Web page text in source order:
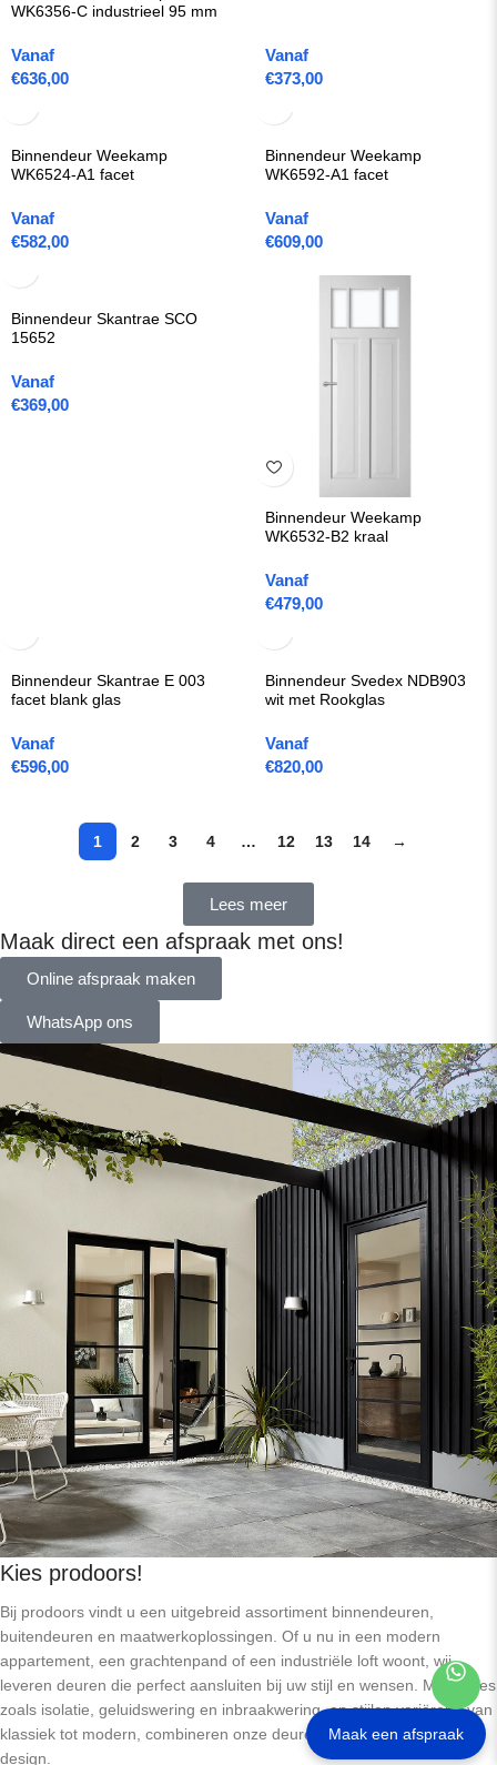
WK6356-C industrieel 95 mm
Vanaf
€636,00
Vanaf
€373,00
Binnendeur Weekamp
WK6524-A1 facet
Vanaf
€582,00
Binnendeur Weekamp
WK6592-A1 facet
Vanaf
€609,00
Binnendeur Skantrae SCO
15652
Vanaf
€369,00
Binnendeur Weekamp
WK6532-B2 kraal
Vanaf
€479,00
Binnendeur Skantrae E 003
facet blank glas
Vanaf
€596,00
Binnendeur Svedex NDB903
wit met Rookglas
Vanaf
€820,00
1 2 3 4 … 12 13 14 →
Lees meer
Maak direct een afspraak met ons!
Online afspraak maken
WhatsApp ons
Kies prodoors!
Bij prodoors vindt u een uitgebreid assortiment binnendeuren,
buitendeuren en maatwerkoplossingen. Of u nu in een modern
appartement, een grachtenpand of een industriële loft woont, wij
leveren deuren die perfect aansluiten bij uw stijl en wensen. Met opties
zoals isolatie, geluidswering en inbraakwering, en stijlen variërend van
klassiek tot modern, combineren onze deuren functionaliteit met
design.
Maak een afspraak